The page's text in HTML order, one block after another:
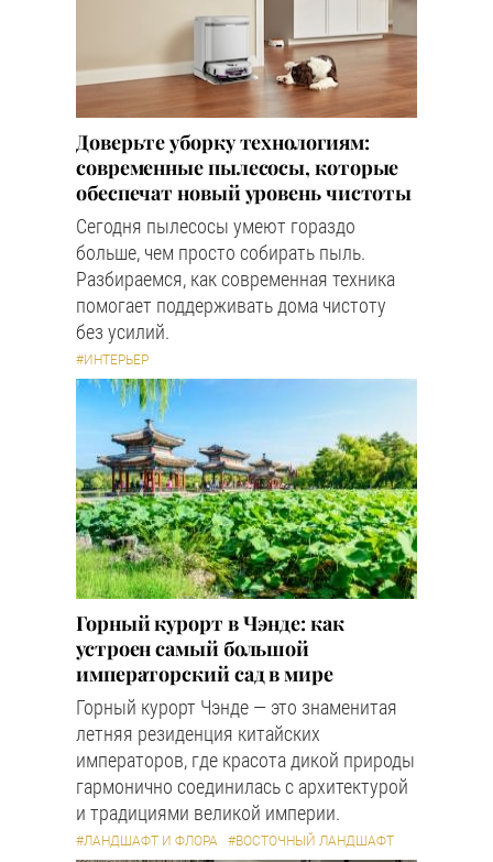
Доверьте уборку технологиям:
современные пылесосы, которые
обеспечат новый уровень чистоты
Сегодня пылесосы умеют гораздо
больше, чем просто собирать пыль.
Разбираемся, как современная техника
помогает поддерживать дома чистоту
без усилий.
#ИНТЕРЬЕР
Горный курорт в Чэнде: как
устроен самый большой
императорский сад в мире
Горный курорт Чэнде — это знаменитая
летняя резиденция китайских
императоров, где красота дикой природы
гармонично соединилась с архитектурой
и традициями великой империи.
#ЛАНДШАФТ И ФЛОРА #ВОСТОЧНЫЙ ЛАНДШАФТ